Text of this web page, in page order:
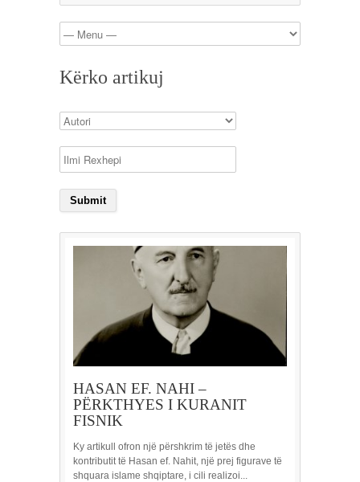
Kërko artikuj
HASAN EF. NAHI –
PËRKTHYES I KURANIT
FISNIK
Ky artikull ofron një përshkrim të jetës dhe
kontributit të Hasan ef. Nahit, një prej figurave të
shquara islame shqiptare, i cili realizoi...